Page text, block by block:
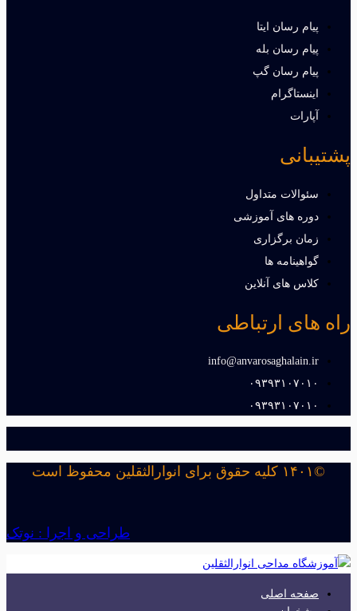
پیام رسان ایتا
پیام رسان بله
پیام رسان گپ
اینستاگرام
آپارات
پشتیبانی
سئوالات متداول
دوره های آموزشی
زمان برگزاری
گواهینامه ها
کلاس های آنلاین
راه های ارتباطی
info@anvarosaghalain.ir​
۰۹۳۹۳۱۰۷۰۱۰​
۰۹۳۹۳۱۰۷۰۱۰​
©۱۴۰۱ کلیه حقوق برای انوارالثقلین محفوظ است
طراحی و اجرا : نوتک
صفحه اصلی